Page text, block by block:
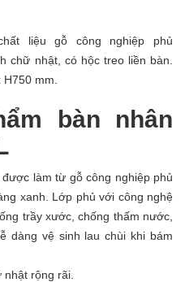
liệu gỗ công nghiệp phủ
chữ nhật, có hộc treo liền bàn.
mm.
bàn nhân
làm từ gỗ công nghiệp phủ
xanh. Lớp phủ với công nghệ
trầy xước, chống thấm nước,
dàng vệ sinh lau chùi khi bám
rộng rãi.